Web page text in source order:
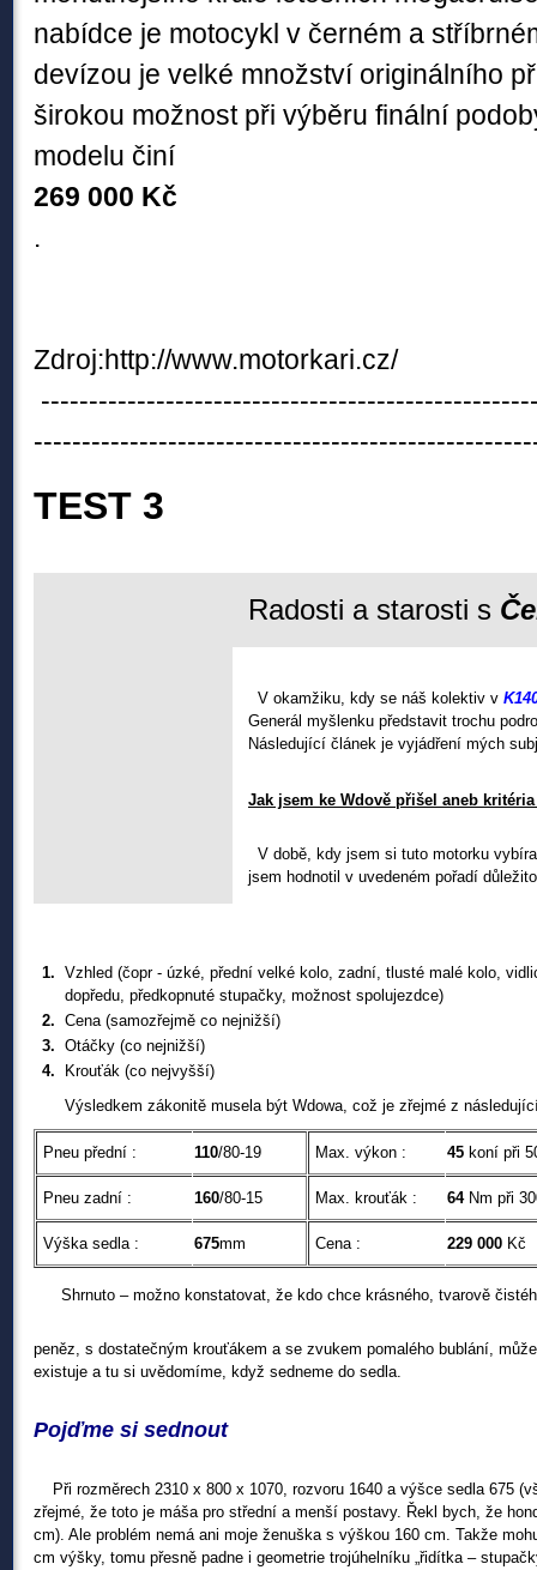
nabídce je motocykl v černém a
devízou je velké množství originálního
širokou možnost při výběru finální
modelu činí
269 000 Kč
.
Zdroj:http://www.motorkari.cz/
TEST 3
Radosti a starosti s
V okamžiku, kdy se náš kolektiv v
Generál myšlenku představit trochu
Následující článek je vyjádření mých
Jak jsem ke Wdově přišel aneb
V době, kdy jsem si tuto motorku
jsem hodnotil v uvedeném pořadí
1. Vzhled (čopr - úzké, přední velké kolo, zadní, tlusté malé kolo,
dopředu, předkopnuté stupačky, možnost spolujezdce)
2. Cena (samozřejmě co nejnižší)
3. Otáčky (co nejnižší)
4.
Krouťák (co nejvyšší)
Výsledkem zákonitě musela být Wdowa, což je zřejmé z
Pneu přední : 110/80-19 Max. výkon : 45 koní při
Pneu zadní : 160/80-15 Max. krouťák : 64Nm při
Výška sedla : 675mm Cena : 229 000 Kč
Shrnuto – možno konstatovat, že kdo chce krásného, tvarově
peněz, s dostatečným krouťákem a se zvukem pomalého bublání,
existuje a tu si uvědomíme, když sedneme do sedla.
Pojďme si sednout
Při rozměrech 2310 x 800 x 1070, rozvoru 1640 a výšce sedla 675
zřejmé, že toto je máša pro střední a menší postavy. Řekl bych, že
cm). Ale problém nemá ani moje ženuška s výškou 160 cm. Takže
cm výšky, tomu přesně padne i geometrie trojúhelníku „řidítka –